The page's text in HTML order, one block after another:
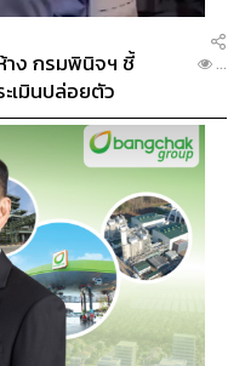
าง กรมพินิจฯ ชี้
เมินปล่อยตัว
...